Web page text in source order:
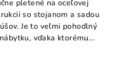
pletené na oceľovej
so stojanom a sadou
Je to veľmi pohodlný
vďaka ktorému...